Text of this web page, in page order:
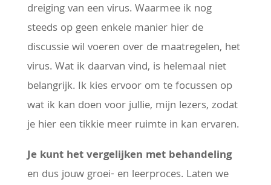
dreiging van een virus. Waarmee ik nog
steeds op geen enkele manier hier de
discussie wil voeren over de maatregelen, het
virus. Wat ik daarvan vind, is helemaal niet
belangrijk. Ik kies ervoor om te focussen op
wat ik kan doen voor jullie, mijn lezers, zodat
je hier een tikkie meer ruimte in kan ervaren.
Je kunt het vergelijken met behandeling
en dus jouw groei- en leerproces. Laten we